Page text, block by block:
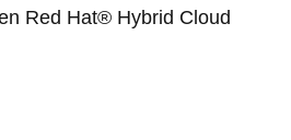
Red Hat® Hybrid Cloud